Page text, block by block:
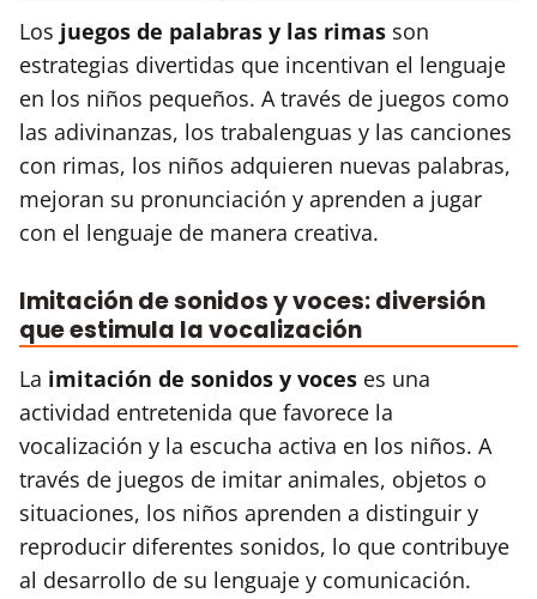
Los juegos de palabras y las rimas son
estrategias divertidas que incentivan el lenguaje
en los niños pequeños. A través de juegos como
las adivinanzas, los trabalenguas y las canciones
con rimas, los niños adquieren nuevas palabras,
mejoran su pronunciación y aprenden a jugar
con el lenguaje de manera creativa.
Imitación de sonidos y voces: diversión
que estimula la vocalización
La imitación de sonidos y voces es una
actividad entretenida que favorece la
vocalización y la escucha activa en los niños. A
través de juegos de imitar animales, objetos o
situaciones, los niños aprenden a distinguir y
reproducir diferentes sonidos, lo que contribuye
al desarrollo de su lenguaje y comunicación.